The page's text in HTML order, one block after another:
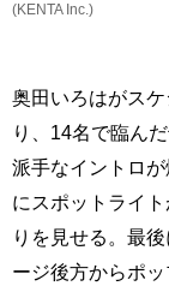
(KENTA Inc.)
奥田いろはがス
り、14名で臨ん
派手なイントロ
にスポットライ
りを見せる。最
ージ後方からポ